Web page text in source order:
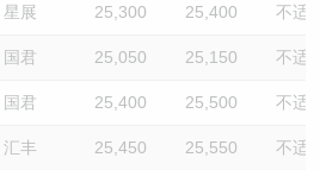
星展 25,300 25,400 不适
国君 25,050 25,150 不适
国君 25,400 25,500 不适
汇丰 25,450 25,550 不适